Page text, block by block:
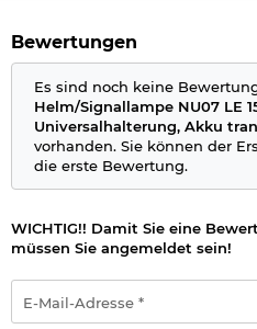
Material: Kunststoff
Farbe: transparent
Marke: Nitecore
Bitte beachten Sie das
Herstellerinformationen
Verantwortliche Person für die
Bewertungen
Es sind noch keine
Helm/Signallampe NU07 LE
Universalhalterung, Akku
vorhanden. Sie können der
die erste Bewertung.
WICHTIG!! Damit Sie eine
müssen Sie angemeldet sein!
Mail-